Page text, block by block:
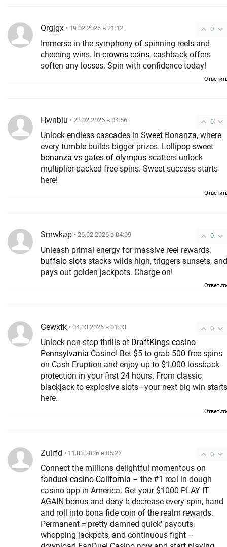
0
Qrgjgx • 19.02.2026 в 21:12
Immerse in the symphony of spinning reels and
cheering wins. In crowns coins, cashback offers
soften any losses. Spin with confidence today!
0
Hwnbiu • 23.02.2026 в 04:56
Unlock endless cascades in Sweet Bonanza, where
every tumble builds bigger prizes. Lollipop sweet
bonanza vs gates of olympus scatters unlock
multiplier-packed free spins. Sweet success starts
here!
0
Smwkap • 26.02.2026 в 04:09
Unleash primal energy for massive reel rewards.
buffalo slots stacks wilds high, triggers sunsets, and
pays out golden jackpots. Charge on!
0
Gewxtk • 04.03.2026 в 01:03
Unlock non-stop thrills at DraftKings casino
Pennsylvania Casino! Bet $5 to grab 500 free spins
on Cash Eruption and enjoy up to $1,000 lossback
protection in your first 24 hours. From classic
blackjack to explosive slots—your next big win starts
here.
0
Zuirfd • 11.03.2026 в 05:22
Connect the millions delightful momentous on
fanduel casino California
casino app in America. Get your $1000 PLAY IT
AGAIN bonus and deny b decrease every spin, hand
and roll into bona fide coin of the realm rewards.
Permanent ='pretty damned quick' payouts,
whopping jackpots, and continuous fight –